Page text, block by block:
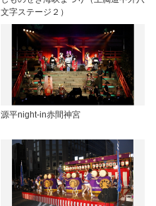
文字ステージ２）
源平night-in赤間神宮